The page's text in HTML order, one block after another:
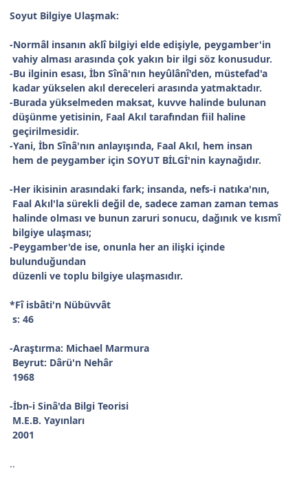
Soyut Bilgiye Ulaşmak:
-Normâl insanın aklî bilgiyi elde edişiyle, peygamber'in
vahiy alması arasında çok yakın bir ilgi söz konusudur.
-Bu ilginin esası, İbn Sînâ'nın heyûlânî'den, müstefad'a
kadar yükselen akıl dereceleri arasında yatmaktadır.
-Burada yükselmeden maksat, kuvve halinde bulunan
düşünme yetisinin, Faal Akıl tarafından fiil haline
geçirilmesidir.
-Yani, İbn Sînâ'nın anlayışında, Faal Akıl, hem insan
hem de peygamber için SOYUT BİLGİ'nin kaynağıdır.
-Her ikisinin arasındaki fark; insanda, nefs-i natıka'nın,
Faal Akıl'la sürekli değil de, sadece zaman zaman temas
halinde olması ve bunun zaruri sonucu, dağınık ve kısmî
bilgiye ulaşması;
-Peygamber'de ise, onunla her an ilişki içinde
bulunduğundan
düzenli ve toplu bilgiye ulaşmasıdır.
*Fî isbâti'n Nübüvvât
s: 46
-Araştırma: Michael Marmura
Beyrut: Dârü'n Nehâr
1968
-İbn-i Sinâ'da Bilgi Teorisi
M.E.B. Yayınları
2001
..